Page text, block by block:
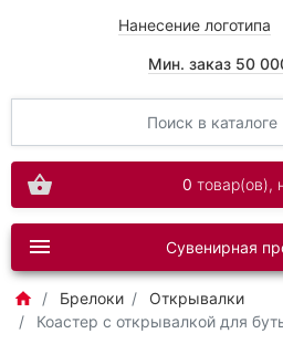
Нанесение логотипа
Мин. заказ 50
0 товар(ов),
Сувенирная
Брелоки
Открывалки
Коастер с открывалкой для